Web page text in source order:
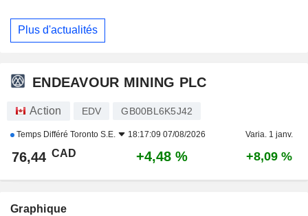
Plus d'actualités
ENDEAVOUR MINING PLC
Action EDV GB00BL6K5J42
Temps Différé Toronto S.E. 18:17:09 07/08/2026 Varia. 1 janv.
76,44 CAD +4,48 % +8,09 %
Graphique